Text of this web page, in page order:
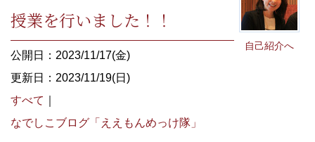
自己紹介へ
授業を行いました！！
公開日：2023/11/17(金)
更新日：2023/11/19(日)
すべて
なでしこブログ「ええもんめっけ隊」